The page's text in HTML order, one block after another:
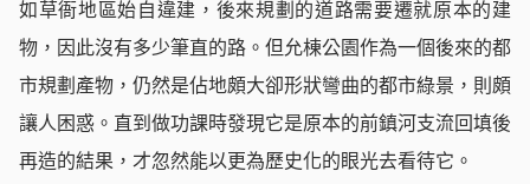
如草衙地區始自違建，後來規劃的道路需要遷就原本的建
物，因此沒有多少筆直的路。但允棟公園作為一個後來的都
市規劃產物，仍然是佔地頗大卻形狀彎曲的都市綠景，則頗
讓人困惑。直到做功課時發現它是原本的前鎮河支流回填後
再造的結果，才忽然能以更為歷史化的眼光去看待它。